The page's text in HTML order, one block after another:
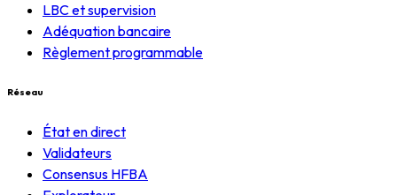
LBC et supervision
Adéquation bancaire
Règlement programmable
Réseau
État en direct
Validateurs
Consensus HFBA